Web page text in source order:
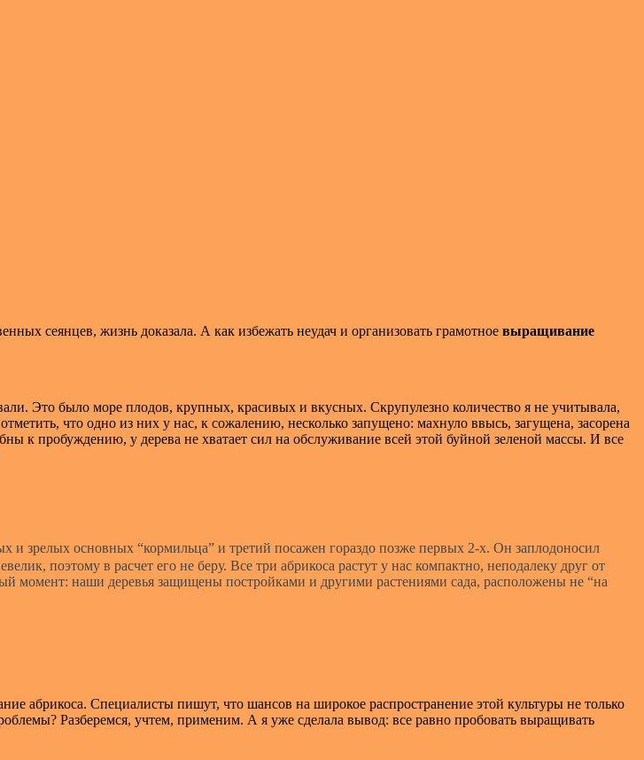
сеянцев, жизнь доказала. А как избежать неудач и организовать грамотное выращивание
Это было море плодов, крупных, красивых и вкусных. Скрупулезно количество я не учитывала,
что одно из них у нас, к сожалению, несколько запущено: махнуло ввысь, загущена, засорена
к пробуждению, у дерева не хватает сил на обслуживание всей этой буйной зеленой массы. И все
и зрелых основных “кормильца” и третий посажен гораздо позже первых 2-х. Он заплодоносил
поэтому в расчет его не беру. Все три абрикоса растут у нас компактно, неподалеку друг от
момент: наши деревья защищены постройками и другими растениями сада, расположены не “на
абрикоса. Специалисты пишут, что шансов на широкое распространение этой культуры не только
Разберемся, учтем, применим. А я уже сделала вывод: все равно пробовать выращивать